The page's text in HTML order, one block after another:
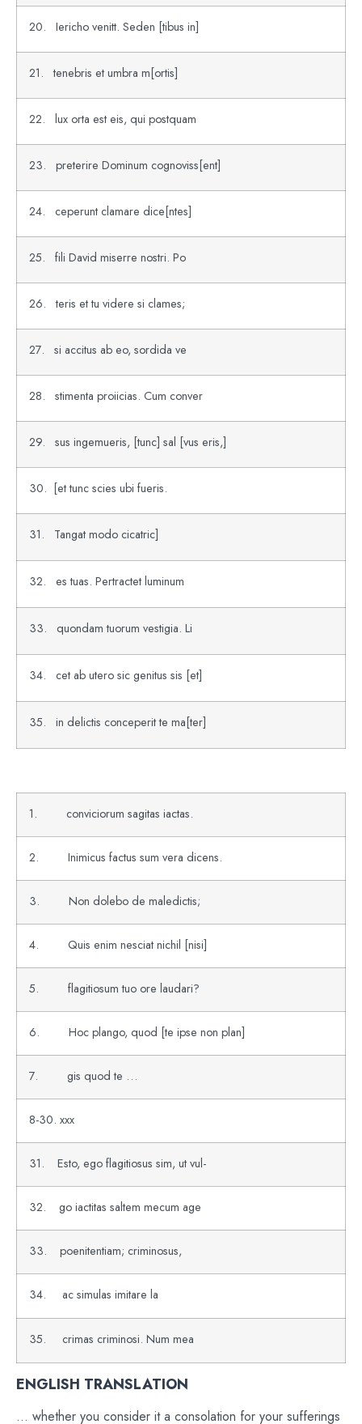
20. Iericho venitt. Seden [tibus in]
21. tenebris et umbra m[ortis]
22. lux orta est eis, qui postquam
23. preterire Dominum cognoviss[ent]
24. ceperunt clamare dice[ntes]
25. fili David miserre nostri. Po
26. teris et tu videre si clames;
27. si accitus ab eo, sordida ve
28. stimenta proiicias. Cum conver
29. sus ingemueris, [tunc] sal [vus eris,]
30. [et tunc scies ubi fueris.
31. Tangat modo cicatric]
32. es tuas. Pertractet luminum
33. quondam tuorum vestigia. Li
34. cet ab utero sic genitus sis [et]
35. in delictis conceperit te ma[ter]
1. conviciorum sagitas iactas.
2. Inimicus factus sum vera dicens.
3. Non dolebo de maledictis;
4. Quis enim nesciat nichil [nisi]
5. flagitiosum tuo ore laudari?
6. Hoc plango, quod [te ipse non plan]
7. gis quod te …
8-30. xxx
31. Esto, ego flagitiosus sim, ut vul-
32. go iactitas saltem mecum age
33. poenitentiam; criminosus,
34. ac simulas imitare la
35. crimas criminosi. Num mea
ENGLISH TRANSLATION
… whether you consider it a consolation for your sufferings